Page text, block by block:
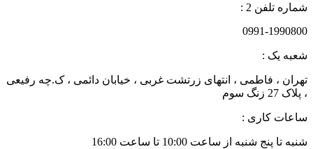
شماره تلفن 2 :
0991-1990800
شعبه یک :
تهران ، فاطمی ، انتهای زرتشت غربی ، خیابان دائمی ، ک.چه رفیعی
، پلاک 27 زنگ سوم
ساعات کاری :
شنبه تا پنج شنبه از ساعت 10:00 تا ساعت 16:00